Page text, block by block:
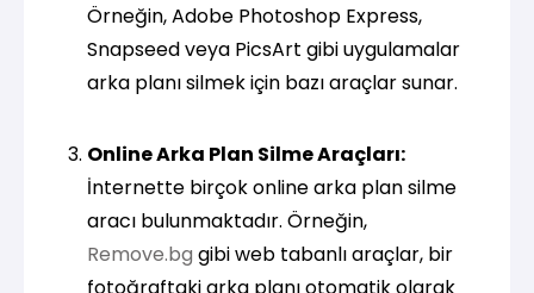
Örneğin, Adobe Photoshop Express,
Snapseed veya PicsArt gibi uygulamalar
arka planı silmek için bazı araçlar sunar.
Online Arka Plan Silme Araçları:
İnternette birçok online arka plan silme
aracı bulunmaktadır. Örneğin,
Remove.bg gibi web tabanlı araçlar, bir